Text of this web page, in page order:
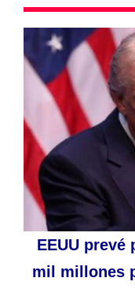
EEUU prevé
mil millones